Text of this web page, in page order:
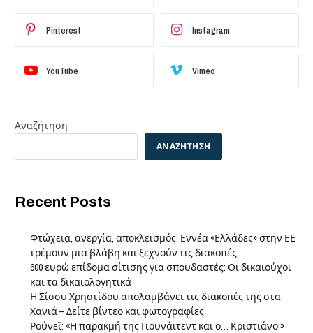
Pinterest Instagram
YouTube Vimeo
Αναζήτηση
ΑΝΑΖΉΤΗΣΗ
Recent Posts
Φτώχεια, ανεργία, αποκλεισμός: Εννέα «Ελλάδες» στην ΕΕ
τρέμουν μια βλάβη και ξεχνούν τις διακοπές
600 ευρώ επίδομα σίτισης για σπουδαστές: Οι δικαιούχοι
και τα δικαιολογητικά
Η Σίσσυ Χρηστίδου απολαμβάνει τις διακοπές της στα
Χανιά – Δείτε βίντεο και φωτογραφίες
Ρούνεϊ: «Η παρακμή της Γιουνάιτεντ και ο… Κριστιάνο!»